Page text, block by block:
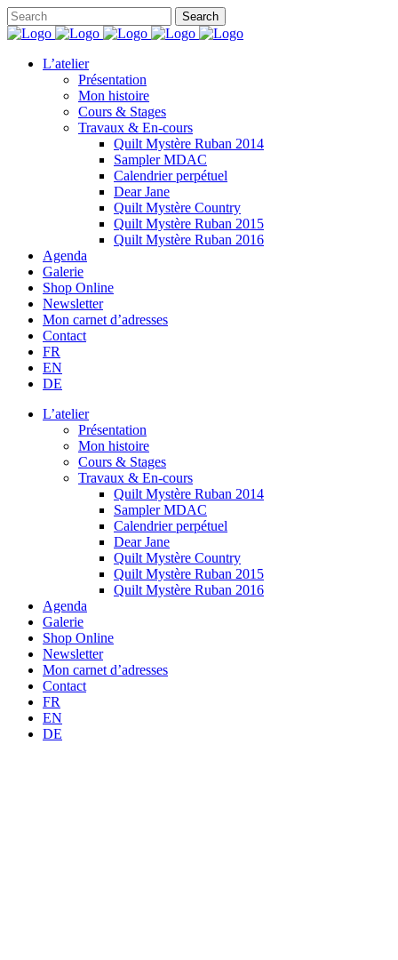
L’atelier
Présentation
Mon histoire
Cours & Stages
Travaux & En-cours
Quilt Mystère Ruban 2014
Sampler MDAC
Calendrier perpétuel
Dear Jane
Quilt Mystère Country
Quilt Mystère Ruban 2015
Quilt Mystère Ruban 2016
Agenda
Galerie
Shop Online
Newsletter
Mon carnet d’adresses
Contact
FR
EN
DE
L’atelier
Présentation
Mon histoire
Cours & Stages
Travaux & En-cours
Quilt Mystère Ruban 2014
Sampler MDAC
Calendrier perpétuel
Dear Jane
Quilt Mystère Country
Quilt Mystère Ruban 2015
Quilt Mystère Ruban 2016
Agenda
Galerie
Shop Online
Newsletter
Mon carnet d’adresses
Contact
FR
EN
DE